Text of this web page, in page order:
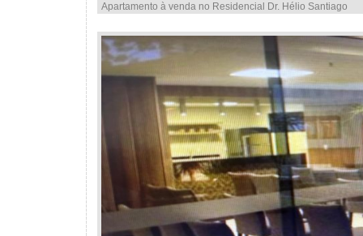
Apartamento à venda no Residencial Dr. Hélio Santiago